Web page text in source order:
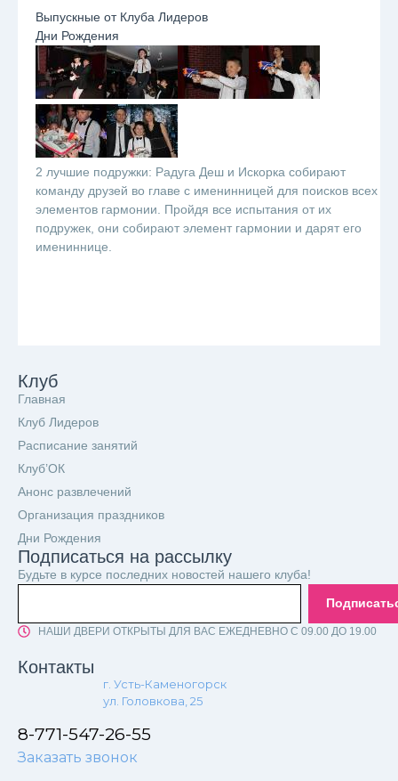
Выпускные от Клуба Лидеров
Дни Рождения
2 лучшие подружки: Радуга Деш и Искорка собирают
команду друзей во главе с именинницей для поисков всех
элементов гармонии. Пройдя все испытания от их
подружек, они собирают элемент гармонии и дарят его
имениннице.
Клуб
Главная
Клуб Лидеров
Расписание занятий
Клуб’ОК
Анонс развлечений
Организация праздников
Дни Рождения
Подписаться на рассылку
Будьте в курсе последних новостей нашего клуба!
НАШИ ДВЕРИ ОТКРЫТЫ ДЛЯ ВАС ЕЖЕДНЕВНО С 09.00 ДО 19.00
Контакты
г. Усть-Каменогорск
ул. Головкова, 25
8-771-547-26-55
Заказать звонок